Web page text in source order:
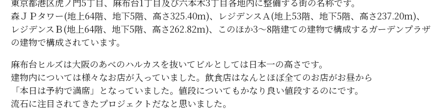
森ＪＰタワー(地上64階、地下5階、高さ325.40ｍ)、レジデンスＡ(地上53階、地下5階、高さ237.20ｍ)、
レジデンスＢ(地上64階、地下5階、高さ262.82ｍ)、このほか3～8階建ての建物で構成するガーデンプラザ
の建物で構成されています。
麻布台ヒルズは大阪のあべのハルカスを抜いてビルとしては日本一の高さです。
建物内については様々なお店が入っていました。飲食店はなんとほぼ全てのお店がお昼から
「本日は予約で満席」となっていました。値段についてもかなり良い値段するのにです。
流石に注目されてきたプロジェクトだなと思いました。